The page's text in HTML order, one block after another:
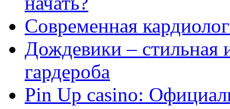
Современная
Дождевики – стильная
гардероба
Pin Up casino: